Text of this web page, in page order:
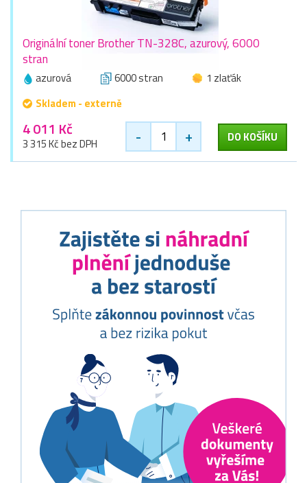
Originální toner Brother TN-328C, azurový, 6000
stran
azurová 6000 stran
1 zlaťák
Skladem - externě
4 011 Kč
3 315 Kč bez DPH - + DO KOŠÍKU